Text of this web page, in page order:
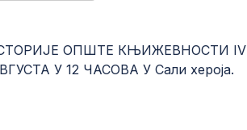
ОПШТЕ КЊИЖЕВНОСТИ IV
У 12 ЧАСОВА У Сали хероја.